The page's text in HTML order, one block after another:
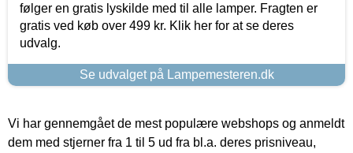
følger en gratis lyskilde med til alle lamper. Fragten er
gratis ved køb over 499 kr. Klik her for at se deres
udvalg.
Se udvalget på Lampemesteren.dk
Vi har gennemgået de mest populære webshops og anmeldt
dem med stjerner fra 1 til 5 ud fra bl.a. deres prisniveau,